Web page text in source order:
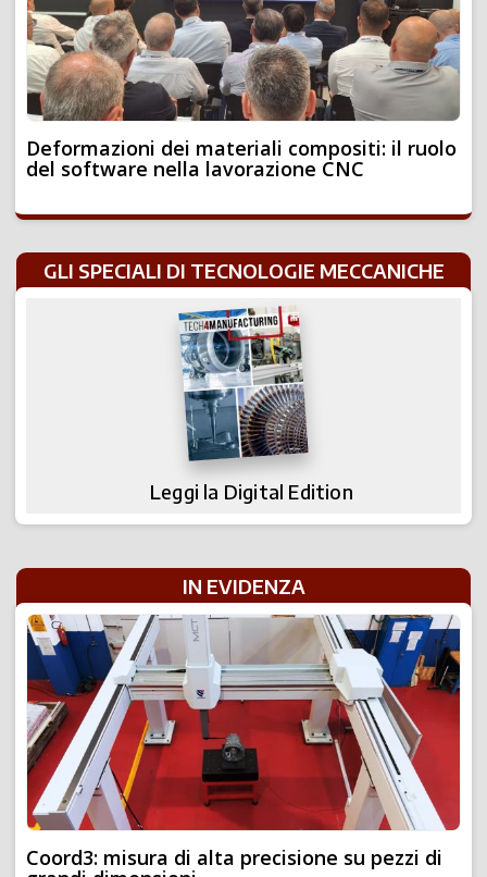
Deformazioni dei materiali compositi: il ruolo
del software nella lavorazione CNC
GLI SPECIALI DI TECNOLOGIE MECCANICHE
Leggi la Digital Edition
IN EVIDENZA
Coord3: misura di alta precisione su pezzi di